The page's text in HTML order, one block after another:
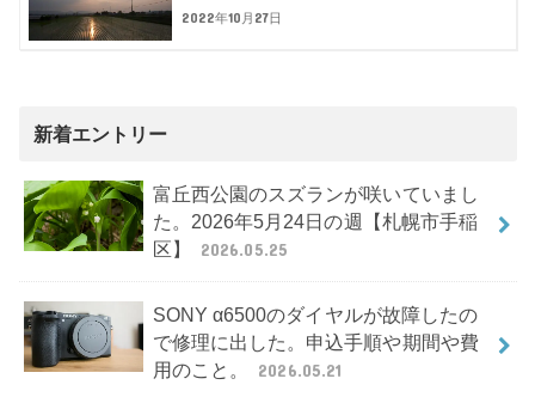
2022年10月27日
新着エントリー
富丘西公園のスズランが咲いていまし
た。2026年5月24日の週【札幌市手稲
区】
2026.05.25
SONY α6500のダイヤルが故障したの
で修理に出した。申込手順や期間や費
用のこと。
2026.05.21